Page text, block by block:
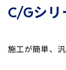
C/Gシリ
施工が簡単、